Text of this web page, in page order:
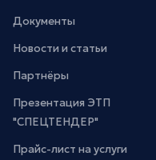
Документы
Новости и статьи
Партнёры
Презентация ЭТП
"СПЕЦТЕНДЕР"
Прайс-лист на услуги